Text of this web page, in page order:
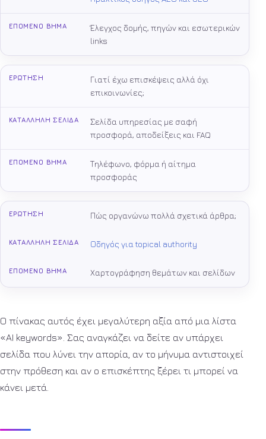
Έλεγχος δομής, πηγών και εσωτερικών
links
Γιατί έχω επισκέψεις αλλά όχι
επικοινωνίες;
Σελίδα υπηρεσίας με σαφή
προσφορά, αποδείξεις και FAQ
Τηλέφωνο, φόρμα ή αίτημα
προσφοράς
Πώς οργανώνω πολλά σχετικά άρθρα;
Οδηγός για topical authority
Χαρτογράφηση θεμάτων και σελίδων
Ο πίνακας αυτός έχει μεγαλύτερη αξία από μια λίστα
«AI keywords». Σας αναγκάζει να δείτε αν υπάρχει
σελίδα που λύνει την απορία, αν το μήνυμα αντιστοιχεί
στην πρόθεση και αν ο επισκέπτης ξέρει τι μπορεί να
κάνει μετά.